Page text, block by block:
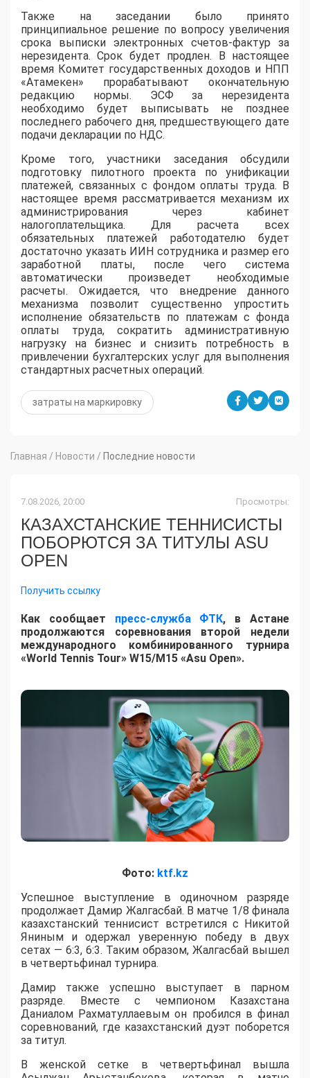
Также на заседании было принято
принципиальное решение по вопросу увеличения
срока выписки электронных счетов-фактур за
нерезидента. Срок будет продлен. В настоящее
время Комитет государственных доходов и НПП
«Атамекен» прорабатывают окончательную
редакцию нормы. ЭСФ за нерезидента
необходимо будет выписывать не позднее
последнего рабочего дня, предшествующего дате
подачи декларации по НДС.
Кроме того, участники заседания обсудили
подготовку пилотного проекта по унификации
платежей, связанных с фондом оплаты труда. В
настоящее время рассматривается механизм их
администрирования через кабинет
налогоплательщика. Для расчета всех
обязательных платежей работодателю будет
достаточно указать ИИН сотрудника и размер его
заработной платы, после чего система
автоматически произведет необходимые
расчеты. Ожидается, что внедрение данного
механизма позволит существенно упростить
исполнение обязательств по платежам с фонда
оплаты труда, сократить административную
нагрузку на бизнес и снизить потребность в
привлечении бухгалтерских услуг для выполнения
стандартных расчетных операций.
затраты на маркировку
Главная / Новости / Последние новости
7.08.2026, 20:00 Просмотры:
КАЗАХСТАНСКИЕ ТЕННИСИСТЫ
ПОБОРЮТСЯ ЗА ТИТУЛЫ ASU
OPEN
Получить ссылку
Как сообщает пресс-служба ФТК, в Астане
продолжаются соревнования второй недели
международного комбинированного турнира
«World Tennis Tour» W15/M15 «Asu Open».
Фото: ktf.kz
Успешное выступление в одиночном разряде
продолжает Дамир Жалгасбай. В матче 1/8 финала
казахстанский теннисист встретился с Никитой
Яниным и одержал уверенную победу в двух
сетах — 6:3, 6:3. Таким образом, Жалгасбай вышел
в четвертьфинал турнира.
Дамир также успешно выступает в парном
разряде. Вместе с чемпионом Казахстана
Даниалом Рахматуллаевым он пробился в финал
соревнований, где казахстанский дуэт поборется
за титул.
В женской сетке в четвертьфинал вышла